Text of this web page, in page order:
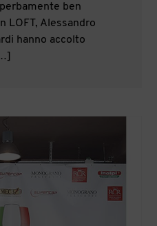
ben
LOFT, Alessandro
hanno accolto